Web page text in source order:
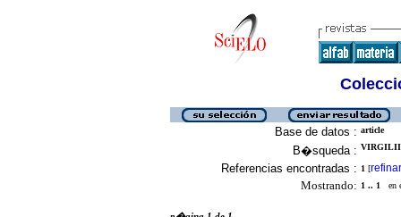
Base de datos : article
B�squeda :
Referencias encontradas : 1 [refinar
Mostrando: 1 .. 1 en